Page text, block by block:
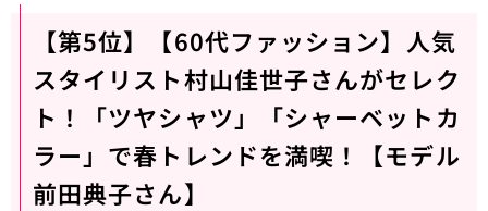
【第5位】【60代ファッション】人気
スタイリスト村山佳世子さんがセレク
ト！「ツヤシャツ」「シャーベットカ
ラー」で春トレンドを満喫！【モデル
前田典子さん】